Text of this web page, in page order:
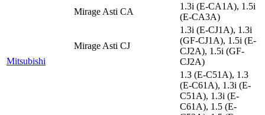
Mitsubishi
Mirage Asti CA
1.3i (E-CA1A), 1.5i
(E-CA3A)
Mirage Asti CJ
1.3i (E-CJ1A), 1.3i
(GF-CJ1A), 1.5i (E-
CJ2A), 1.5i (GF-
CJ2A)
1.3 (E-C51A), 1.3
(E-C61A), 1.3i (E-
C51A), 1.3i (E-
C61A), 1.5 (E-